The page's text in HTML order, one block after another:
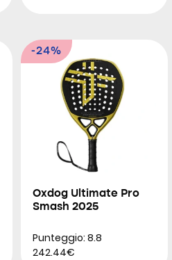
-24%
Oxdog Ultimate Pro
Smash 2025
Punteggio: 8.8
242.44€